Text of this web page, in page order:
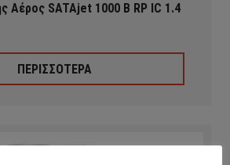
Αέρος SATAjet 1000 B RP IC 1.4
ΠΕΡΙΣΣΟΤΕΡΑ